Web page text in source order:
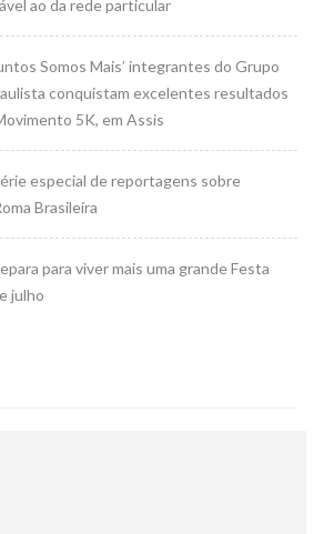
ao da rede particular
Somos Mais’ integrantes do Grupo
conquistam excelentes resultados
5K, em Assis
especial de reportagens sobre
Brasileira
para viver mais uma grande Festa
julho